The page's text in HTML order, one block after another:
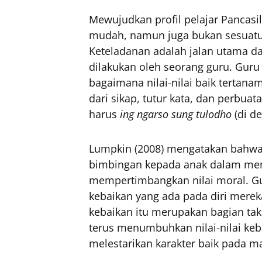
Mewujudkan profil pelajar
mudah, namun juga bukan
Keteladanan adalah jalan utama
dilakukan oleh seorang guru.
bagaimana nilai-nilai baik
dari sikap, tutur kata, dan
harus ing ngarso sung tulodho (di
Lumpkin (2008) mengatakan
bimbingan kepada anak dalam
mempertimbangkan nilai moral.
kebaikan yang ada pada diri
kebaikan itu merupakan bagian
terus menumbuhkan nilai-nilai
melestarikan karakter baik pada